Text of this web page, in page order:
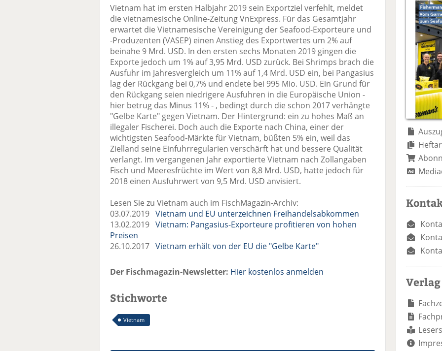
uf
F
ac
e
b
o
o
k
te
il
e
n
wi
tt
er
n
uf
Li
n
k
e
di
n
te
il
e
n
er
E
m
v
er
se
n
d
e
e
Vietnam hat im ersten Halbjahr 2019 sein Exportziel verfehlt, meldet
die vietnamesische Online-Zeitung VnExpress. Für das Gesamtjahr
erwartet die Vietnamesische Vereinigung der Seafood-Exporteure und
-Produzenten (VASEP) einen Anstieg des Exportwertes um 2% auf
beinahe 9 Mrd. USD. In den ersten sechs Monaten 2019 gingen die
Exporte jedoch um 1% auf 3,95 Mrd. USD zurück. Bei Shrimps brach die
Ausfuhr im Jahresvergleich um 11% auf 1,4 Mrd. USD ein, bei Pangasius
lag der Rückgang bei 0,7% und endete bei 995 Mio. USD. Ein Grund für
den Rückgang seien niedrigere Ausfuhren in die Europäische Union -
hier betrug das Minus 11% - , bedingt durch die schon 2017 verhängte
"Gelbe Karte" gegen Vietnam. Der Hintergrund: ein zu hohes Maß an
illegaler Fischerei. Doch auch die Exporte nach China, einer der
wichtigsten Seafood-Märkte für Vietnam, büßten 5% ein, weil das
Zielland seine Einfuhrregularien verschärft hat und bessere Qualität
verlangt. Im vergangenen Jahr exportierte Vietnam nach Zollangaben
Fisch und Meeresfrüchte im Wert von 8,8 Mrd. USD, hatte jedoch für
2018 einen Ausfuhrwert von 9,5 Mrd. USD anvisiert.
Lesen Sie zu Vietnam auch im FischMagazin-Archiv:
03.07.2019 Vietnam und EU unterzeichnen Freihandelsabkommen
13.02.2019 Vietnam: Pangasius-Exporteure profitieren von hohen
Preisen
26.10.2017 Vietnam erhält von der EU die "Gelbe Karte"
Der Fischmagazin-Newsletter: Hier kostenlos anmelden
Stichworte
Vietnam
Verlag